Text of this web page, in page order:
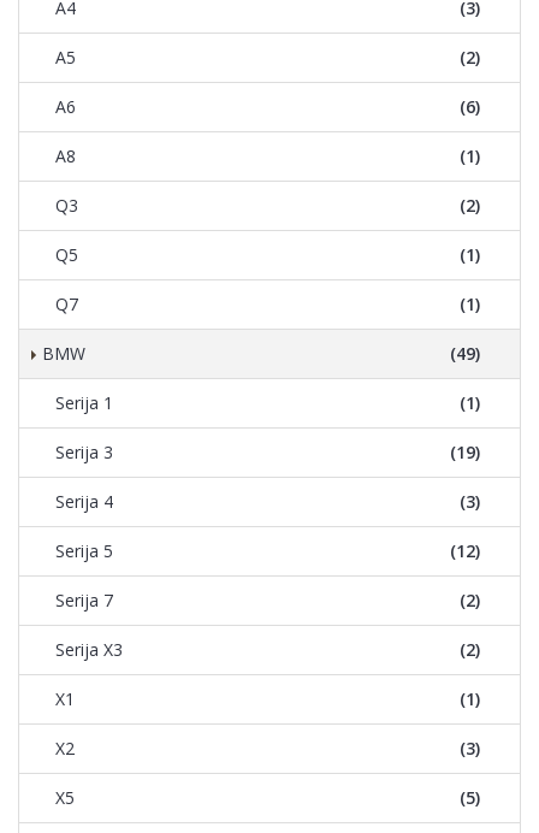
A4 (3)
A5 (2)
A6 (6)
A8 (1)
Q3 (2)
Q5 (1)
Q7 (1)
BMW (49)
Serija 1 (1)
Serija 3 (19)
Serija 4 (3)
Serija 5 (12)
Serija 7 (2)
Serija X3 (2)
X1 (1)
X2 (3)
X5 (5)